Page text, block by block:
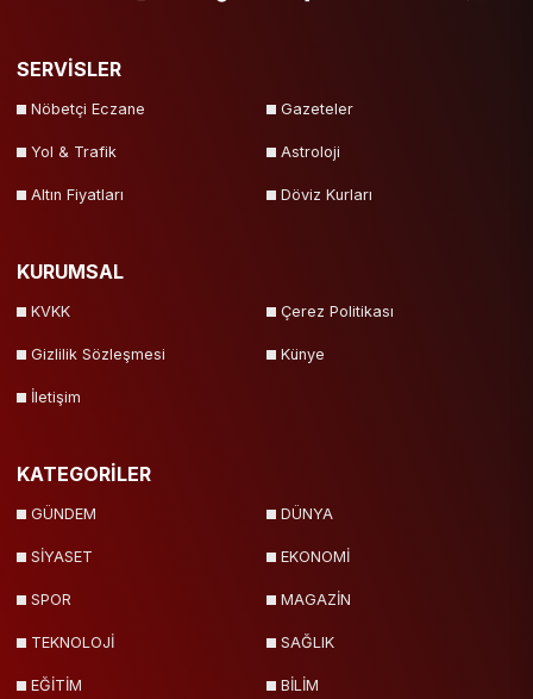
SERVİSLER
Nöbetçi Eczane Gazeteler
Yol & Trafik Astroloji
Altın Fiyatları Döviz Kurları
KURUMSAL
KVKK Çerez Politikası
Gizlilik Sözleşmesi Künye
İletişim
KATEGORİLER
GÜNDEM DÜNYA
SİYASET EKONOMİ
SPOR MAGAZİN
TEKNOLOJİ SAĞLIK
EĞİTİM BİLİM